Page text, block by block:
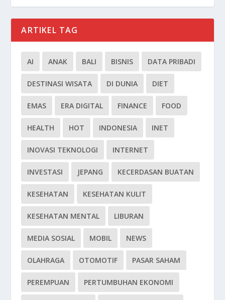
ARTIKEL TAG
AI ANAK BALI BISNIS DATA PRIBADI
DESTINASI WISATA DI DUNIA DIET
EMAS ERA DIGITAL FINANCE FOOD
HEALTH HOT INDONESIA INET
INOVASI TEKNOLOGI INTERNET
INVESTASI JEPANG KECERDASAN BUATAN
KESEHATAN KESEHATAN KULIT
KESEHATAN MENTAL LIBURAN
MEDIA SOSIAL MOBIL NEWS
OLAHRAGA OTOMOTIF PASAR SAHAM
PEREMPUAN PERTUMBUHAN EKONOMI